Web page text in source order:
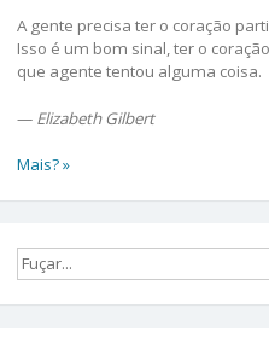
A gente precisa ter o coração
Isso é um bom sinal, ter o
que agente tentou alguma coisa.
— Elizabeth Gilbert
Mais? »